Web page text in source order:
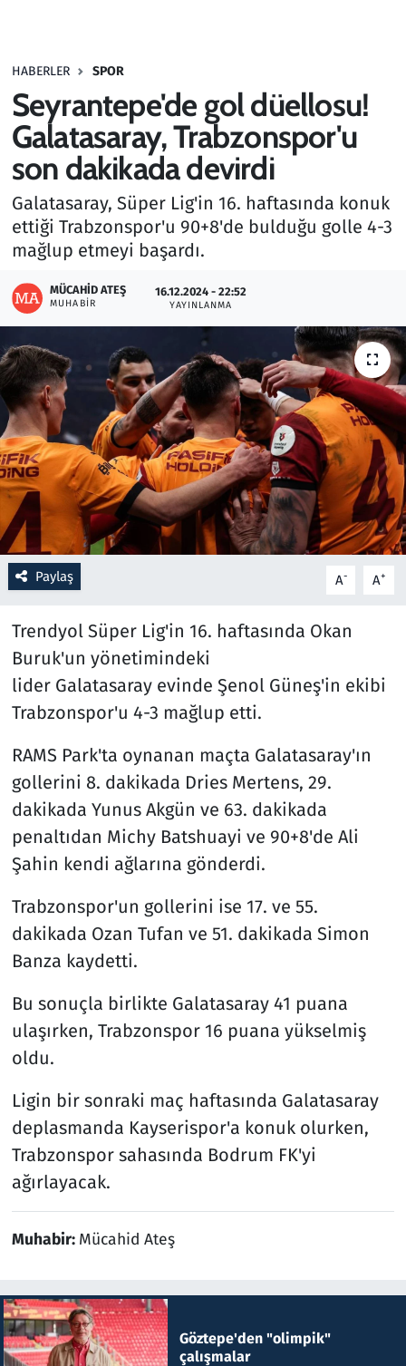
HABERLER SPOR
Seyrantepe'de gol düellosu!
Galatasaray, Trabzonspor'u
son dakikada devirdi
Galatasaray, Süper Lig'in 16. haftasında konuk
ettiği Trabzonspor'u 90+8'de bulduğu golle 4-3
mağlup etmeyi başardı.
MÜCAHID ATEŞ
MUHABIR
16.12.2024 - 22:52
YAYINLANMA
Paylaş A- A+
Trendyol Süper Lig'in 16. haftasında Okan
Buruk'un yönetimindeki
lider Galatasaray evinde Şenol Güneş'in ekibi
Trabzonspor'u 4-3 mağlup etti.
RAMS Park'ta oynanan maçta Galatasaray'ın
gollerini 8. dakikada Dries Mertens, 29.
dakikada Yunus Akgün ve 63. dakikada
penaltıdan Michy Batshuayi ve 90+8'de Ali
Şahin kendi ağlarına gönderdi.
Trabzonspor'un gollerini ise 17. ve 55.
dakikada Ozan Tufan ve 51. dakikada Simon
Banza kaydetti.
Bu sonuçla birlikte Galatasaray 41 puana
ulaşırken, Trabzonspor 16 puana yükselmiş
oldu.
Ligin bir sonraki maç haftasında Galatasaray
deplasmanda Kayserispor'a konuk olurken,
Trabzonspor sahasında Bodrum FK'yi
ağırlayacak.
Muhabir: Mücahid Ateş
Göztepe'den "olimpik"
çalışmalar
Haber
Kültür Sanat
Kurumsal Haberler
Lezzet Durağı
Memur ve Kamu
Otomobil
Oyun
Ramazan
Resmi İlanlar
Rüya Tabirleri
Sağlık
Savunma Sanayi
Seçim 2023
Spor
Teknoloji ve Bilim
Televizyon